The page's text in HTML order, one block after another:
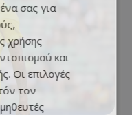
σας για
χρήσης
και
Οι επιλογές
τον